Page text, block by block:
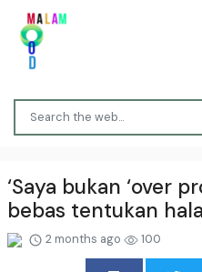
‘Saya bukan ‘over
bebas tentukan
2 months ago 100